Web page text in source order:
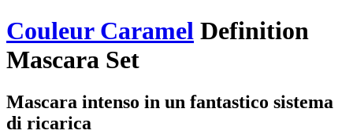
Couleur Caramel Definition
Mascara Set
Mascara intenso in un fantastico sistema
di ricarica